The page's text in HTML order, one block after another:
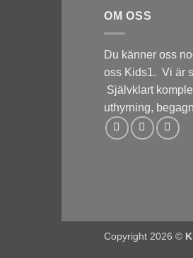
OM OSS
Du känner oss
oss Kids1. Vi är
Självklart
uthyrning,
Copyright 2026 ©